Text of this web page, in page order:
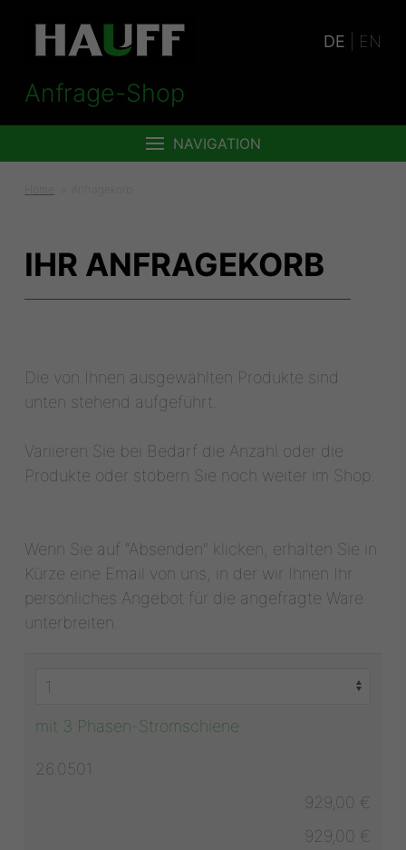
DE EN
Anfrage-Shop
NAVIGATION
IHR ANFRAGEKORB
Die von Ihnen ausgewählten Produkte sind
unten stehend aufgeführt.
Variieren Sie bei Bedarf die Anzahl oder die
Produkte oder stöbern Sie noch weiter im Shop.
Wenn Sie auf “Absenden” klicken, erhalten Sie in
Kürze eine Email von uns, in der wir Ihnen Ihr
persönliches Angebot für die angefragte Ware
unterbreiten.
mit 3 Phasen-Stromschiene
26.0501
929,00 €
929,00 €